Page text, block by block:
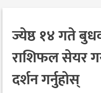
ज्येष्ठ १४ गते
राशिफल सेयर
दर्शन गर्नुहोस्